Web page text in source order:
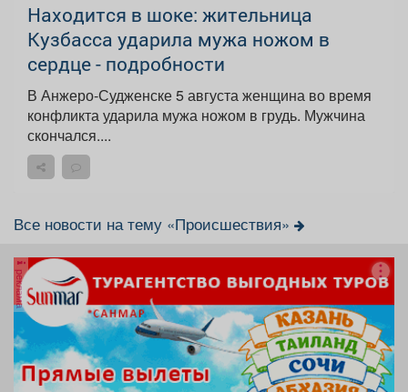
Находится в шоке: жительница
Кузбасса ударила мужа ножом в
сердце - подробности
В Анжеро-Судженске 5 августа женщина во время
конфликта ударила мужа ножом в грудь. Мужчина
скончался....
Все новости на тему «Происшествия»
реклама